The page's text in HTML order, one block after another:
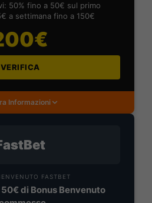
50% fino a 50€ sul primo
a settimana fino a 150€
VERIFICA
Informazioni
FASTBET
di Bonus Benvenuto